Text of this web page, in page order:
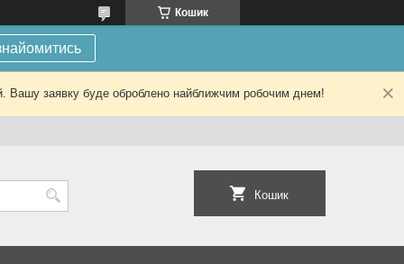
Кошик
Вашу заявку буде оброблено найближчим робочим днем!
Кошик